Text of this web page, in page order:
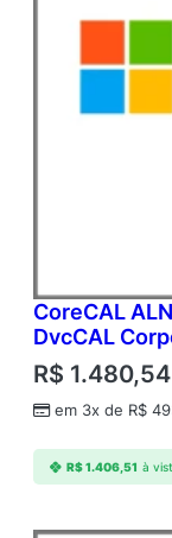
CoreCAL
DvcCAL
R$ 1.480,54
em 3x de R$
R$1.406,51 à